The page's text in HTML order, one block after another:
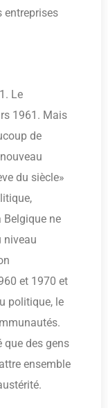
entreprises
Le
1961. Mais
de
du siècle»
ne
niveau
et 1970 et
politique, le
que des gens
ensemble